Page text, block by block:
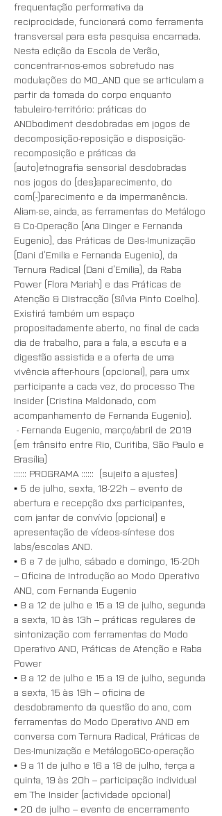
frequentação performativa da
reciprocidade, funcionará como ferramenta
transversal para esta pesquisa encarnada.
Nesta edição da Escola de Verão,
concentrar-nos-emos sobretudo nas
modulações do MO_AND que se articulam a
partir da tomada do corpo enquanto
tabuleiro-território: práticas do
ANDbodiment desdobradas em jogos de
decomposição-reposição e disposição-
recomposição e práticas da
(auto)etnografia sensorial desdobradas
nos jogos do (des)aparecimento, do
com(-)parecimento e da impermanência.
Aliam-se, ainda, as ferramentas do Metálogo
& Co-Operação (Ana Dinger e Fernanda
Eugenio), das Práticas de Des-Imunização
(Dani d’Emilia e Fernanda Eugenio), da
Ternura Radical (Dani d’Emilia), da Raba
Power (Flora Mariah) e das Práticas de
Atenção & Distracção (Sílvia Pinto Coelho).
Existirá também um espaço
propositadamente aberto, no final de cada
dia de trabalho, para a fala, a escuta e a
digestão assistida e a oferta de uma
vivência after-hours (opcional), para umx
participante a cada vez, do processo The
Insider (Cristina Maldonado, com
acompanhamento de Fernanda Eugenio).
- Fernanda Eugenio, março/abril de 2019
(em trânsito entre Rio, Curitiba, São Paulo e
Brasília)
:::::: PROGRAMA ::::::  (sujeito a ajustes)
▪️ 5 de julho, sexta, 18-22h – evento de
abertura e recepção dxs participantes,
com jantar de convívio (opcional) e
apresentação de vídeos-síntese dos
labs/escolas AND.
▪️ 6 e 7 de julho, sábado e domingo, 15-20h
– Oficina de Introdução ao Modo Operativo
AND, com Fernanda Eugenio
▪️ 8 a 12 de julho e 15 a 19 de julho, segunda
a sexta, 10 às 13h – práticas regulares de
sintonização com ferramentas do Modo
Operativo AND, Práticas de Atenção e Raba
Power
▪️ 8 a 12 de julho e 15 a 19 de julho, segunda
a sexta, 15 às 19h – oficina de
desdobramento da questão do ano, com
ferramentas do Modo Operativo AND em
conversa com Ternura Radical, Práticas de
Des-Imunização e Metálogo&Co-operação
▪️ 9 a 11 de julho e 16 a 18 de julho, terça a
quinta, 19 às 20h – participação individual
em The Insider (actividade opcional)
▪️ 20 de julho – evento de encerramento